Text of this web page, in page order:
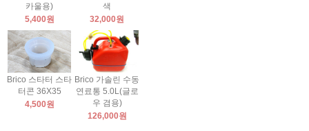
카울용)
5,400원
색
32,000원
Brico 스타터 스타
터콘 36X35
4,500원
Brico 가솔린 수동
연료통 5.0L(글로
우 겸용)
126,000원